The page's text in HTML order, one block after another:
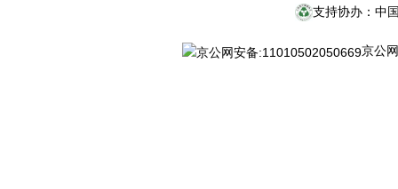
支持协办：中
京公